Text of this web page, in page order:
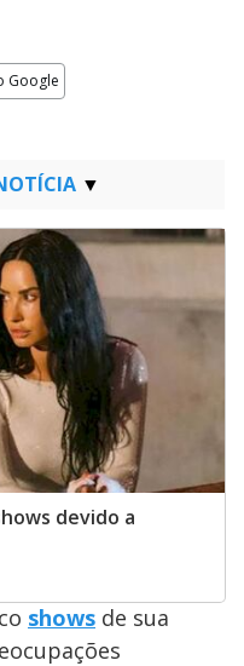
Google
devido a
shows de sua